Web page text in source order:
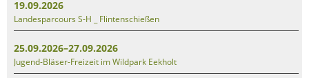
19.09.2026
Landesparcours S-H _ Flintenschießen
25.09.2026–27.09.2026
Jugend-Bläser-Freizeit im Wildpark Eekholt